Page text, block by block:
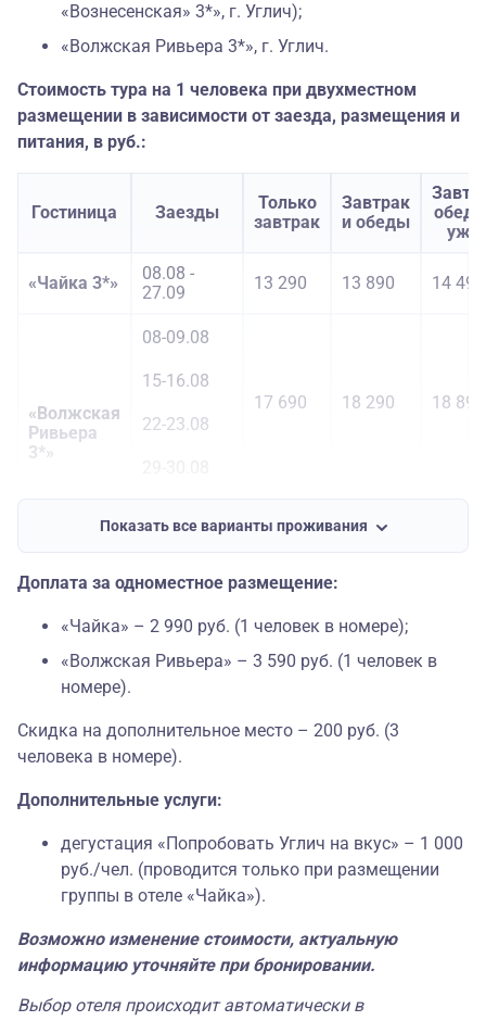
«Вознесенская» 3*», г. Углич);
«Волжская Ривьера 3*», г. Углич.
Стоимость тура на 1 человека при двухместном
размещении в зависимости от заезда, размещения и
питания, в руб.:
Гостиница Заезды
Только
завтрак
Завтрак
и обеды
«Чайка 3*»
08.08 -
27.09
13 290 13 890 14 490
«Волжская
Ривьера
3*»
08-09.08
15-16.08
22-23.08
17 690 18 290 18 890
даты
15 990 16 590
Показать все варианты проживания
Доплата за одноместное размещение:
«Чайка» – 2 990 руб. (1 человек в номере);
«Волжская Ривьера» – 3 590 руб. (1 человек в
номере).
Скидка на дополнительное место – 200 руб. (3
человека в номере).
Дополнительные услуги:
дегустация «Попробовать Углич на вкус» – 1 000
руб./чел. (проводится только при размещении
группы в отеле «Чайка»).
Возможно изменение стоимости, актуальную
информацию уточняйте при бронировании.
Выбор отеля происходит автоматически в